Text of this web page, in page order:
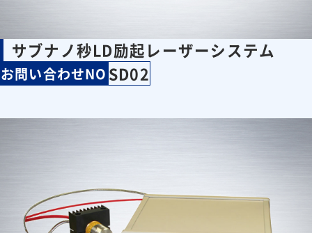
サブナノ秒LD励起レーザーシステム
お問い合わせNO SD02